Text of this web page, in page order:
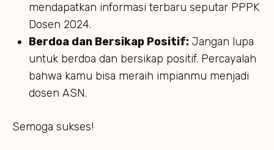
mendapatkan informasi terbaru seputar PPPK
Dosen 2024.
Berdoa dan Bersikap Positif: Jangan lupa
untuk berdoa dan bersikap positif. Percayalah
bahwa kamu bisa meraih impianmu menjadi
dosen ASN.
Semoga sukses!